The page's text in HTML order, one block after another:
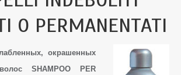
O PERMANENTATI
окрашенных
SHAMPOO PER